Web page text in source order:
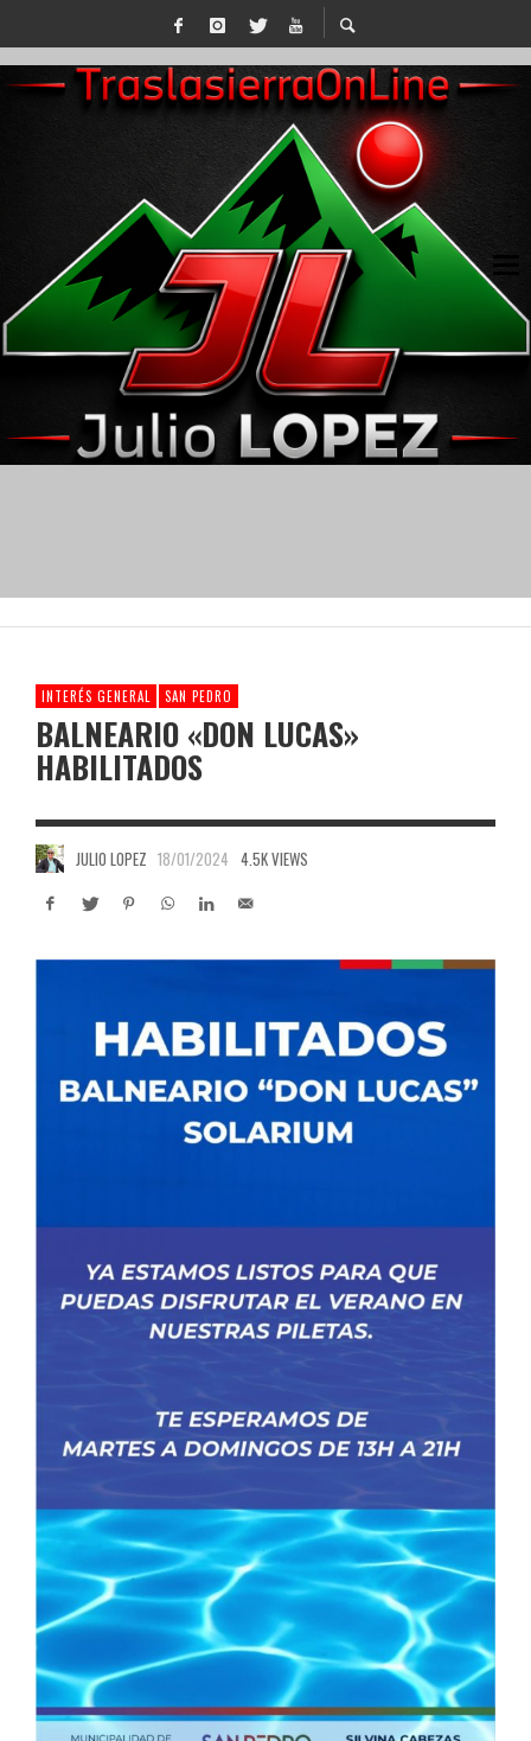
INTERÉS GENERAL SAN PEDRO
BALNEARIO «DON LUCAS»
HABILITADOS
JULIO LOPEZ 18/01/2024 4.5K VIEWS